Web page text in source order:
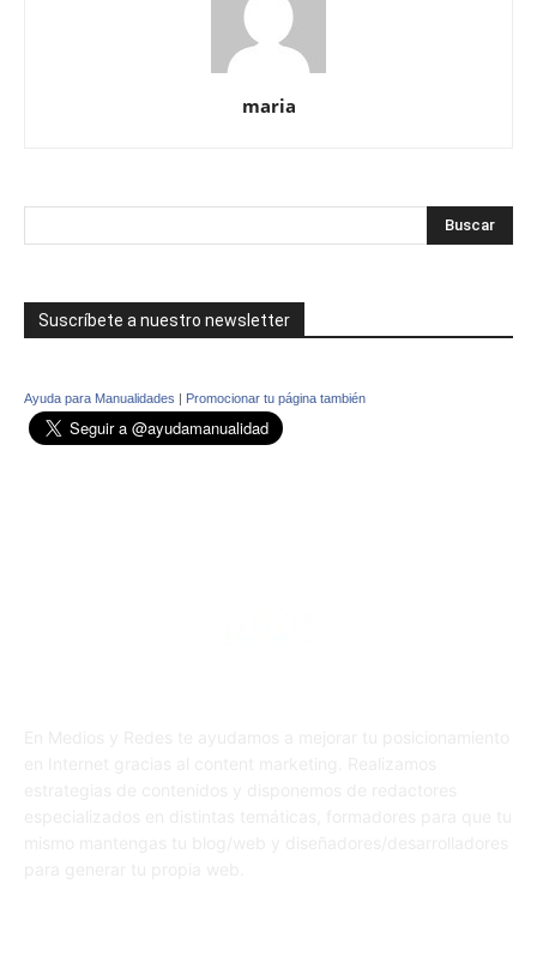
maria
Suscríbete a nuestro newsletter
Ayuda para Manualidades | Promocionar tu página también